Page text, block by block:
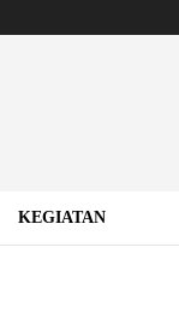
KEGIATAN